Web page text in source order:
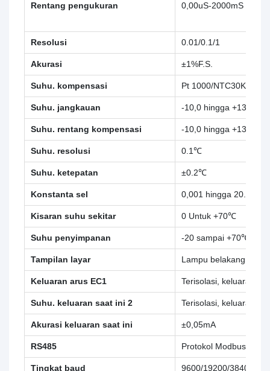
Rentang pengukuran 0,00uS-2000mS
Resolusi 0.01/0.1/1
Akurasi ±1%F.S.
Suhu. kompensasi Pt 1000/NTC30K
Suhu. jangkauan -10,0 hingga +130.0℃
Suhu. rentang kompensasi -10,0 hingga +130.0℃
Suhu. resolusi 0.1℃
Suhu. ketepatan ±0.2℃
Konstanta sel 0,001 hingga 20.000
Kisaran suhu sekitar 0 Untuk +70℃
Suhu penyimpanan -20 sampai +70℃
Tampilan layar Lampu belakang,
Keluaran arus EC1 Terisolasi, keluaran 4
Suhu. keluaran saat ini 2 Terisolasi, keluaran 4
Akurasi keluaran saat ini ±0,05mA
RS485 Protokol Modbus RTU
Tingkat baud 9600/19200/38400